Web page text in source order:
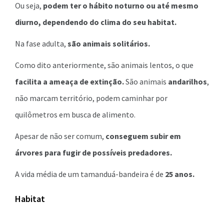
Ou seja, podem ter o hábito noturno ou até mesmo
diurno, dependendo do clima do seu habitat.
Na fase adulta, são animais solitários.
Como dito anteriormente, são animais lentos, o que
facilita a ameaça de extinção.São animais andarilhos,
não marcam território, podem caminhar por
quilômetros em busca de alimento.
Apesar de não ser comum, conseguem subir em
árvores para fugir de possíveis predadores.
A vida média de um tamanduá-bandeira é de 25 anos.
Habitat